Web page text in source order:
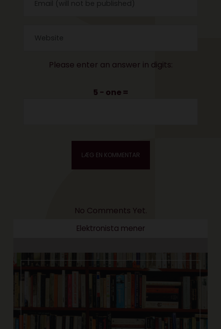
Please enter an answer in digits:
5 − one =
No Comments Yet.
Elektronista mener